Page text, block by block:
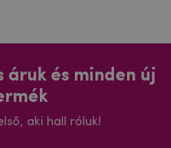
áruk és minden új
aki hall róluk!